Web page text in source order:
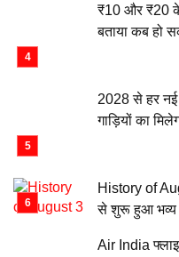
₹10 और ₹20
बताया कब हो
2028 से हर नई
गाड़ियों का
History of
से शुरू हुआ भव्य
Air India